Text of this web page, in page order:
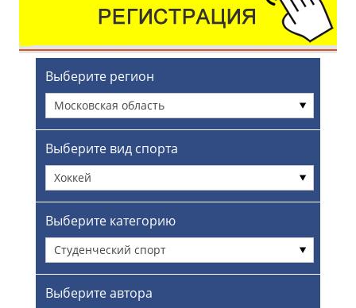
Выберите регион
Московская область
Выберите вид спорта
Хоккей
Выберите категорию
Студенческий спорт
Выберите автора